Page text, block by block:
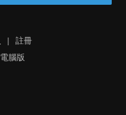
|
註冊
電腦版